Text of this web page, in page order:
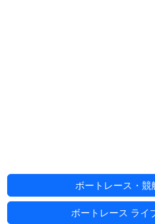
ボートレース・競
ボートレース ライ